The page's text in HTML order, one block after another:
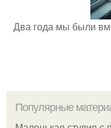
Два года мы были
Популярные